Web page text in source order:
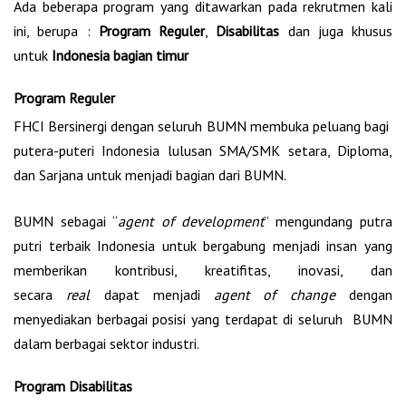
Ada beberapa program yang ditawarkan pada rekrutmen kali
ini, berupa : Program Reguler, Disabilitas dan juga khusus
untuk Indonesia bagian timur
Program Reguler
FHCI Bersinergi dengan seluruh BUMN membuka peluang bagi
putera-puteri Indonesia lulusan SMA/SMK setara, Diploma,
dan Sarjana untuk menjadi bagian dari BUMN.
BUMN sebagai “agent of development” mengundang putra
putri terbaik Indonesia untuk bergabung menjadi insan yang
memberikan kontribusi, kreatifitas, inovasi, dan
secara realdapat menjadi agent of changedengan
menyediakan berbagai posisi yang terdapat di seluruh BUMN
dalam berbagai sektor industri.
Program Disabilitas